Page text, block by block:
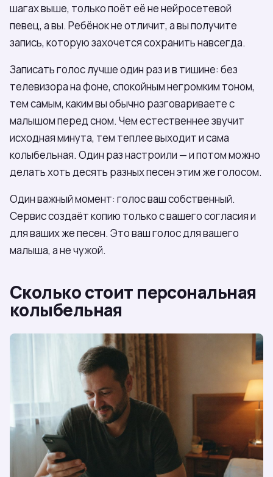
шагах выше, только поёт её не нейросетевой
певец, а вы. Ребёнок не отличит, а вы получите
запись, которую захочется сохранить навсегда.
Записать голос лучше один раз и в тишине: без
телевизора на фоне, спокойным негромким тоном,
тем самым, каким вы обычно разговариваете с
малышом перед сном. Чем естественнее звучит
исходная минута, тем теплее выходит и сама
колыбельная. Один раз настроили — и потом можно
делать хоть десять разных песен этим же голосом.
Один важный момент: голос ваш собственный.
Сервис создаёт копию только с вашего согласия и
для ваших же песен. Это ваш голос для вашего
малыша, а не чужой.
Сколько стоит персональная
колыбельная